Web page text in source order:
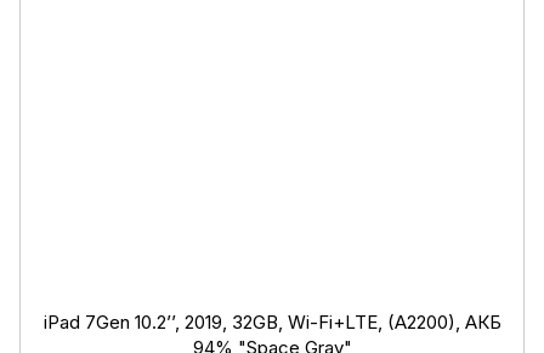
iPad 7Gen 10.2’’, 2019, 32GB, Wi-Fi+LTE, (A2200), АКБ
94% "Space Gray"